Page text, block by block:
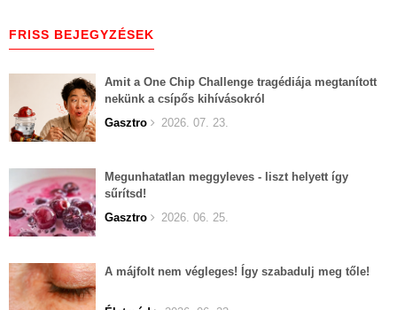
FRISS BEJEGYZÉSEK
Amit a One Chip Challenge tragédiája megtanított
nekünk a csípős kihívásokról
Gasztro
2026. 07. 23.
Megunhatatlan meggyleves - liszt helyett így
sűrítsd!
Gasztro
2026. 06. 25.
A májfolt nem végleges! Így szabadulj meg tőle!